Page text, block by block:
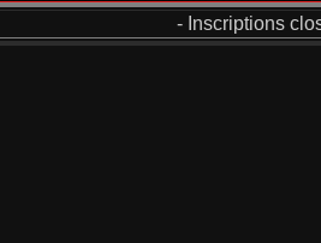
- Inscriptions